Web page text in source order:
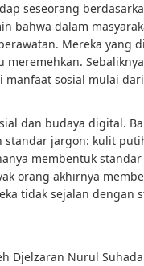
seseorang
bahwa dalam
Mereka yang
meremehkan.
manfaat sosial mulai dari
dan budaya digital.
standar jargon: kulit
membentuk
orang akhirnya
tidak sejalan dengan
Djelzaran Nurul